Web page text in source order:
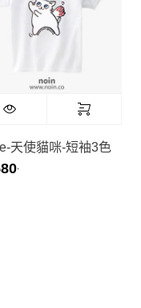
天使貓咪-短袖3色